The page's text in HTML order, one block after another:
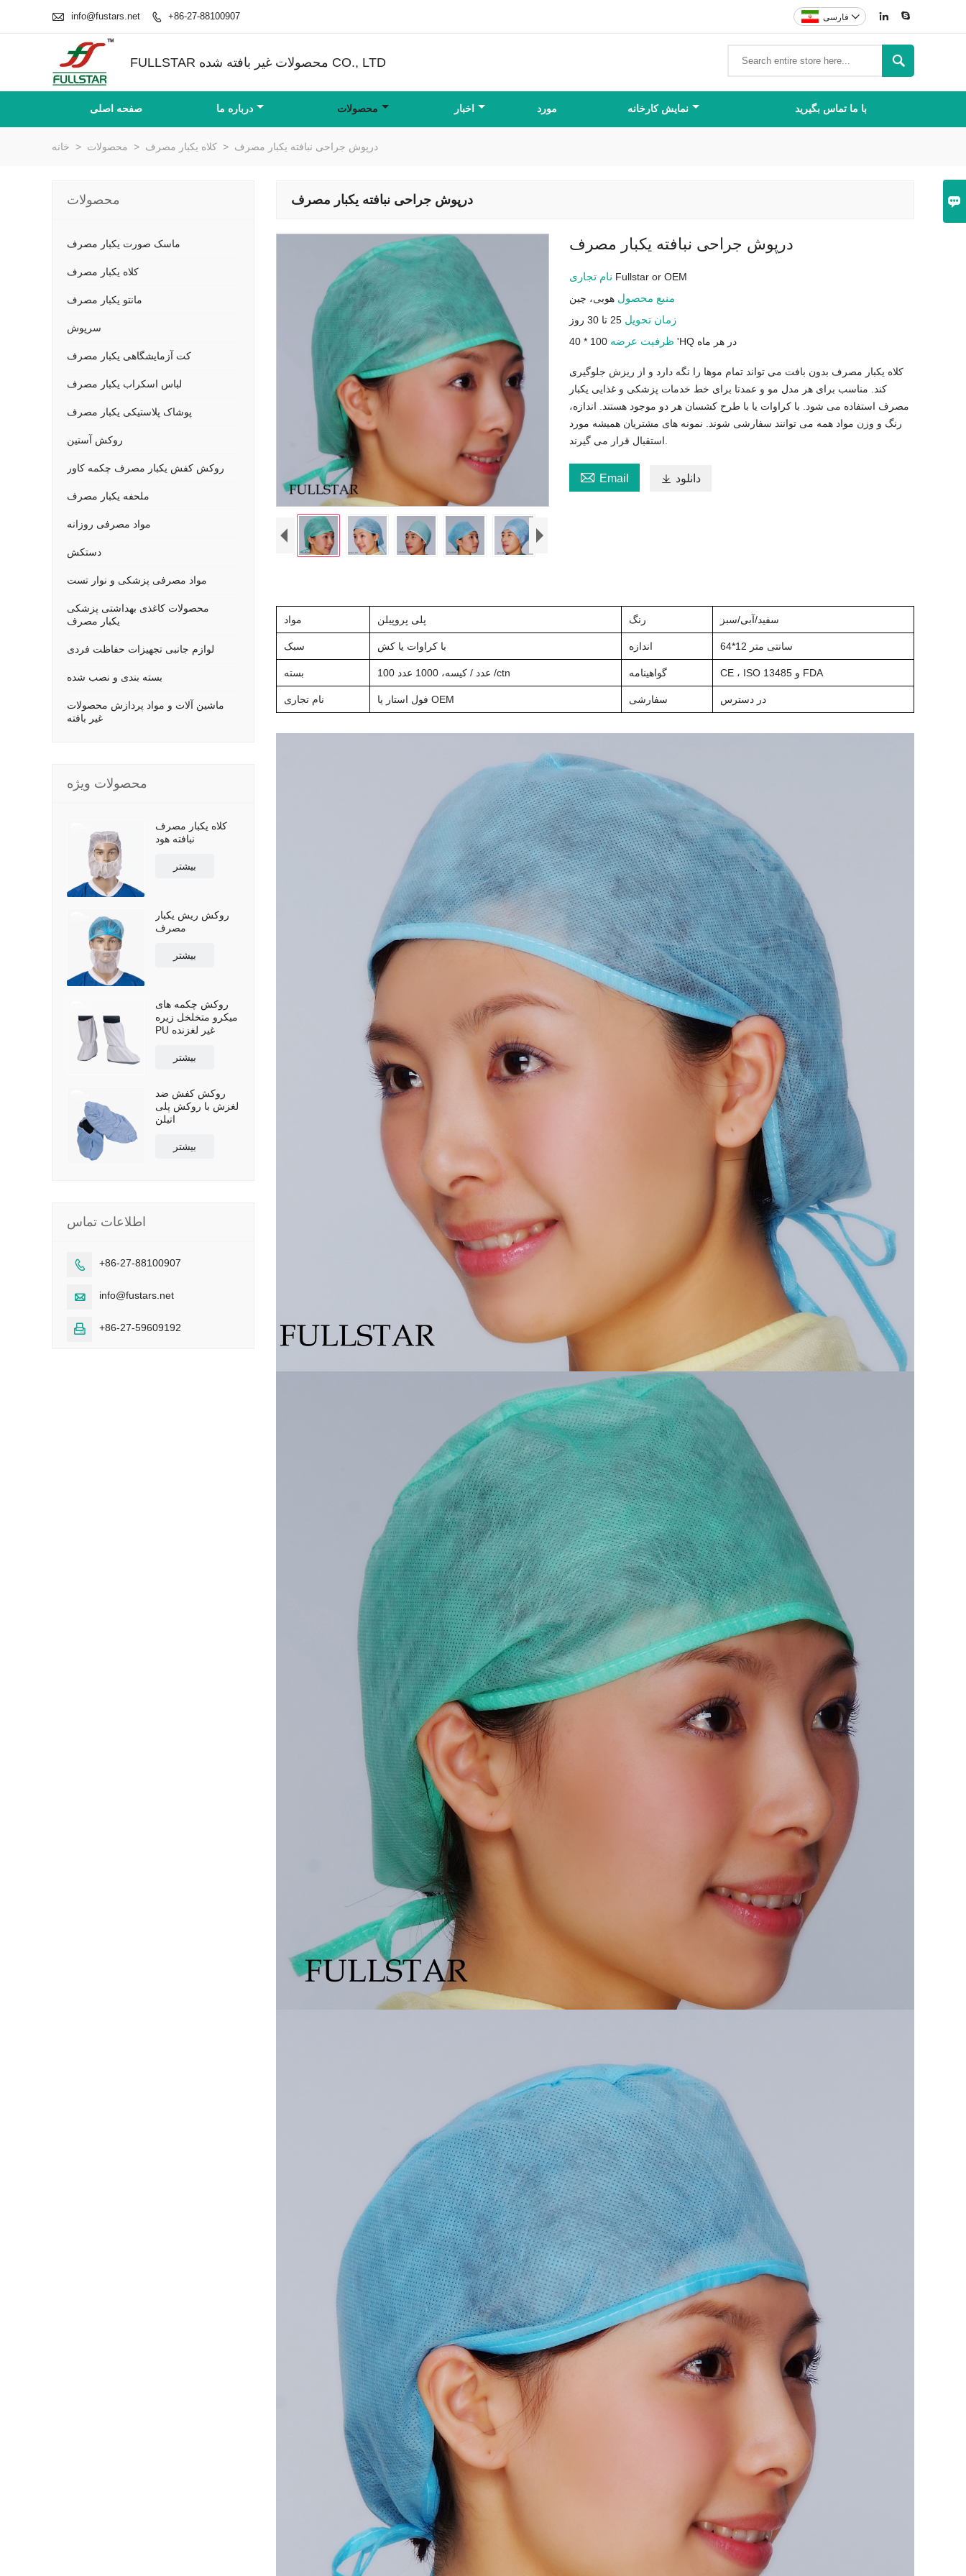

 info@fustars.net  +86-27-88100907   فارسی 
FULLSTAR محصولات غیر بافته شده CO., LTD 
صفحه اصلی درباره ما محصولات اخبار مورد نمایش کارخانه با ما تماس بگیرید
خانه > محصولات > کلاه یکبار مصرف > درپوش جراحی نبافته یکبار مصرف
درپوش جراحی نبافته یکبار مصرف
درپوش جراحی نبافته یکبار مصرف
Fullstar or OEM
منبع محصول هوبی، چین
زمان تحویل 25 تا 30 روز
ظرفیت عرضه 100 * 40 'HQ در هر ماه
کلاه یکبار مصرف بدون بافت می تواند تمام موها را نگه دارد و از ریزش جلوگیری
کند. مناسب برای هر مدل مو و عمدتا برای خط خدمات پزشکی و غذایی یکبار
مصرف استفاده می شود. با کراوات یا با طرح کشسان هر دو موجود هستند. اندازه،
رنگ و وزن مواد همه می توانند سفارشی شوند. نمونه های مشتریان همیشه مورد
 Email  دانلود
مواد پلی پروپیلن رنگ سفید/آبی/سبز
سبک با کراوات یا کش اندازه 64*12 سانتی متر
بسته 100 عدد / کیسه، 1000 عدد /ctn گواهینامه CE ، ISO 13485 و FDA
نام تجاری فول استار یا OEM سفارشی در دسترس
محصولات
ماسک صورت یکبار مصرف
کلاه یکبار مصرف
مانتو یکبار مصرف
سرپوش
کت آزمایشگاهی یکبار مصرف
لباس اسکراب یکبار مصرف
پوشاک پلاستیکی یکبار مصرف
روکش آستین
روکش کفش یکبار مصرف چکمه کاور
ملحفه یکبار مصرف
مواد مصرفی روزانه
دستکش
مواد مصرفی پزشکی و نوار تست
محصولات کاغذی بهداشتی پزشکی
یکبار مصرف
لوازم جانبی تجهیزات حفاظت فردی
بسته بندی و نصب شده
ماشین آلات و مواد پردازش محصولات
غیر بافته
محصولات ویژه
کلاه یکبار مصرف
نبافته هود
بیشتر
روکش ریش یکبار
مصرف
بیشتر
روکش چکمه های
میکرو متخلخل زیره
PU غیر لغزنده
بیشتر
روکش کفش ضد
لغزش با روکش پلی
اتیلن
بیشتر
اطلاعات تماس
 +86-27-88100907
 info@fustars.net
 +86-27-59609192